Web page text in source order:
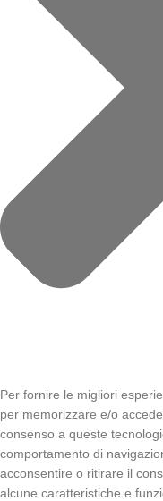
Per fornire le migliori
per memorizzare e/o
consenso a queste
comportamento di
acconsentire o ritirare il
alcune caratteristiche e